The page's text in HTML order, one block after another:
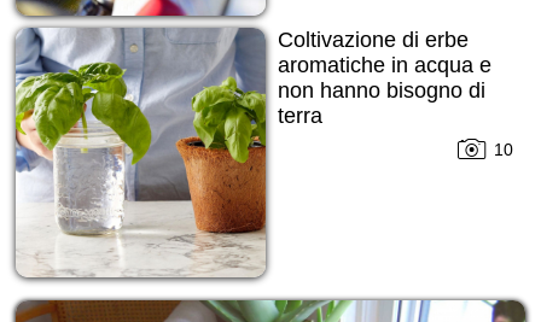
Coltivazione di erbe
aromatiche in acqua e
non hanno bisogno di
terra
10